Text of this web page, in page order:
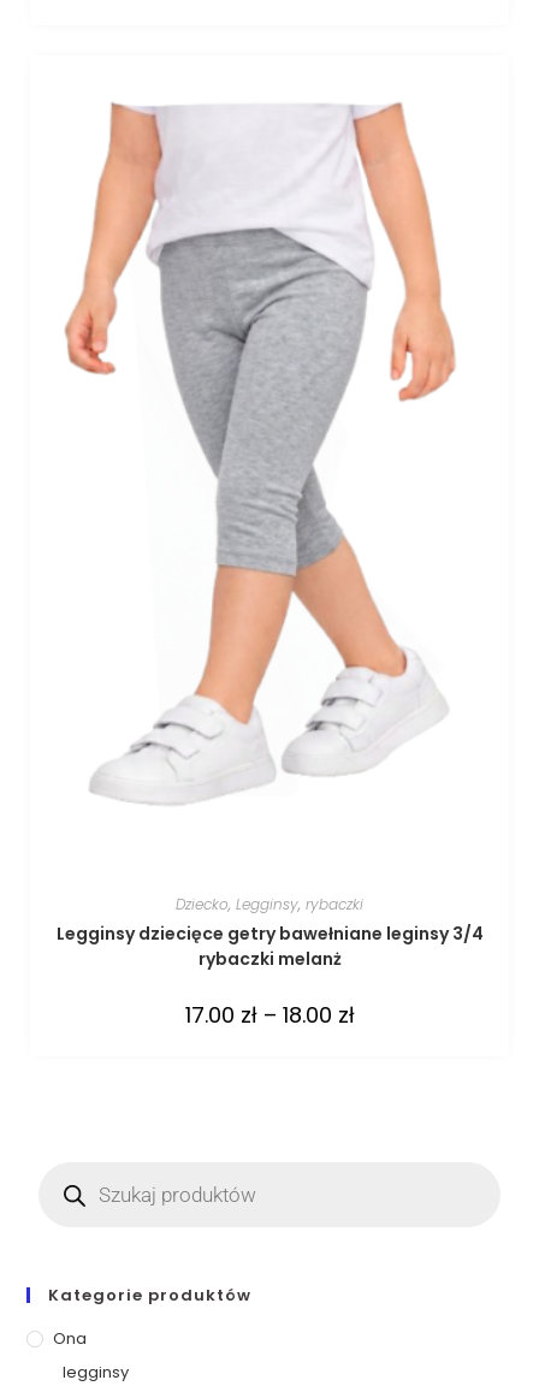
Dziecko, Legginsy, rybaczki
Legginsy dziecięce getry bawełniane leginsy 3/4
rybaczki melanż
17.00 zł – 18.00 zł
Kategorie produktów
Ona
legginsy